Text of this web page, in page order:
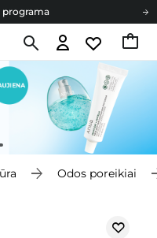
programa
nuo 40,00 €
nuo 40,00 €
Odos poreikiai